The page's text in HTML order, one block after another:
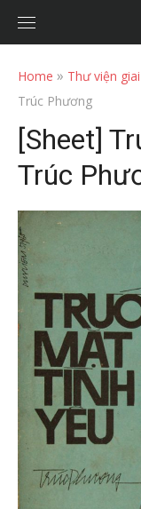
Home » Thư viện
Trúc Phương
[Sheet]
Trúc